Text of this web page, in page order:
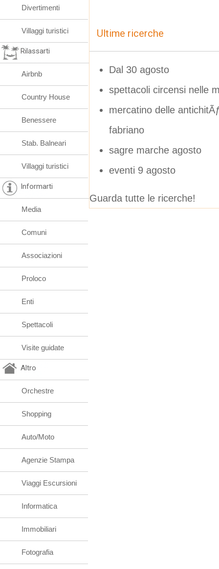
Ultime ricerche
Dal 30 agosto
spettacoli circensi nelle
mercatino delle
fabriano
sagre marche agosto
eventi 9 agosto
Guarda tutte le ricerche!
Divertimenti
Villaggi turistici
Rilassarti
Airbnb
Country House
Benessere
Stab. Balneari
Villaggi turistici
Informarti
Media
Comuni
Associazioni
Proloco
Enti
Spettacoli
Visite guidate
Altro
Orchestre
Shopping
Auto/Moto
Agenzie Stampa
Viaggi Escursioni
Informatica
Immobiliari
Fotografia